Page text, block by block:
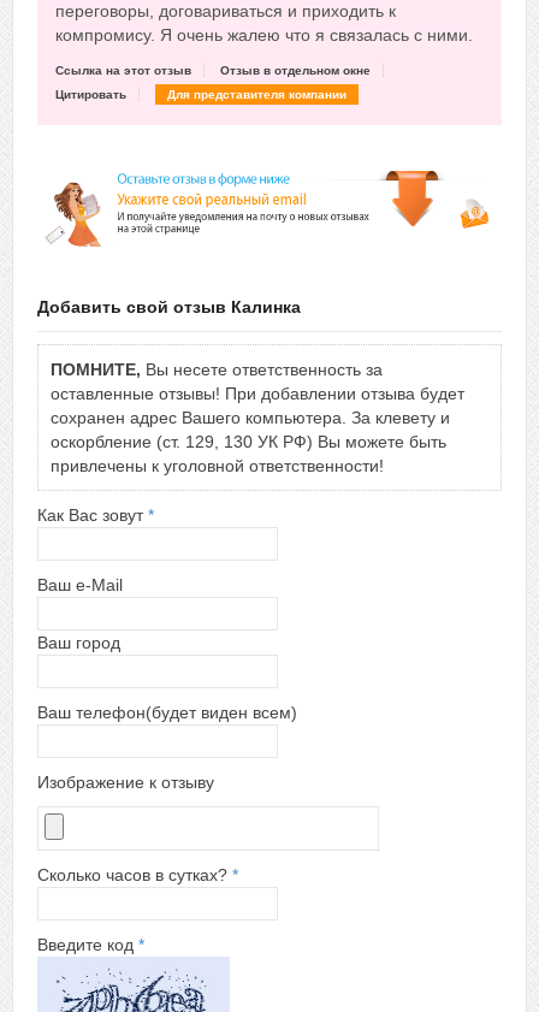
переговоры, договариваться и приходить к
компромису. Я очень жалею что я связалась с ними.
Ссылка на этот отзыв
Отзыв в отдельном окне
Цитировать
Для представителя компании
Добавить свой отзыв Калинка
ПОМНИТЕ, Вы несете ответственность за
оставленные отзывы! При добавлении отзыва будет
сохранен адрес Вашего компьютера. За клевету и
оскорбление (ст. 129, 130 УК РФ) Вы можете быть
привлечены к уголовной ответственности!
Как Вас зовут*
Ваш e-Mail
Ваш город
Ваш телефон(будет виден всем)
Изображение к отзыву
Сколько часов в сутках? *
Введите код *